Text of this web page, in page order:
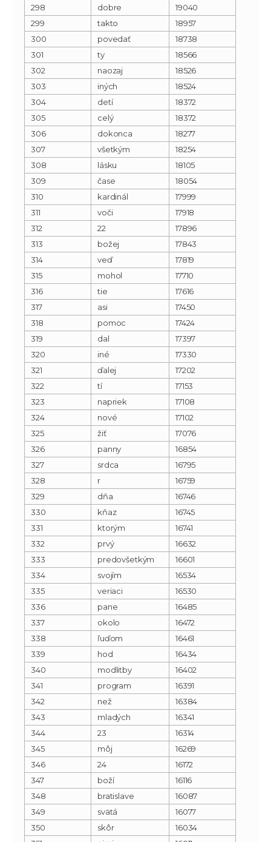
298 dobre
19040
299
takto
18957
300
povedať
18738
301
ty
18566
302
naozaj
18526
303
iných
18524
304
detí
18372
305
celý
18372
306
dokonca
18277
307
všetkým
18254
308
lásku
18105
309
čase
18054
310
kardinál
17999
311
voči
17918
312
22
17896
313
božej
17843
314
veď
17819
315
mohol
17710
316
tie
17616
317
asi
17450
318
pomoc
17424
319
dal
17397
320
iné
17330
321
ďalej
17202
322
tí
17153
323
napriek
17108
324
nové
17102
325
žiť
17076
326
panny
16854
327
srdca
16795
328
r
16759
329
dňa
16746
330
kňaz
16745
331
ktorým
16741
332
prvý
16632
333
predovšetkým
16601
334
svojím
16534
335
veriaci
16530
336
pane
16485
337
okolo
16472
338
ľuďom
16461
339
hod
16434
340
modlitby
16402
341
program
16391
342
než
16384
343
mladých
16341
344
23
16314
345
môj
16269
346
24
16172
347
boží
16116
348
bratislave
16087
349
svätá
16077
350
skôr
16034